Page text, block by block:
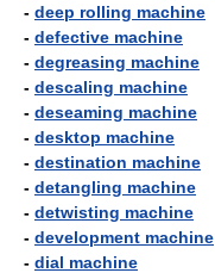
- deep rolling machine
- defective machine
- degreasing machine
- descaling machine
- deseaming machine
- desktop machine
- destination machine
- detangling machine
- detwisting machine
- development machine
- dial machine